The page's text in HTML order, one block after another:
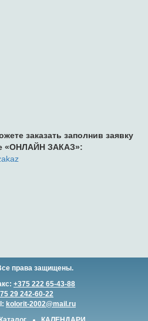
заказать заполнив заявку
«ОНЛАЙН ЗАКАЗ»:
права защищены.
+375 222 65-43-88
29 242-60-22
kolorit-2002@mail.ru